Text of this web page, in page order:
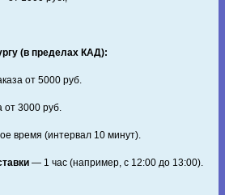
(в пределах КАД):
от 5000 руб.
от 3000 руб.
время (интервал 10 минут).
— 1 час (например, с 12:00 до 13:00).